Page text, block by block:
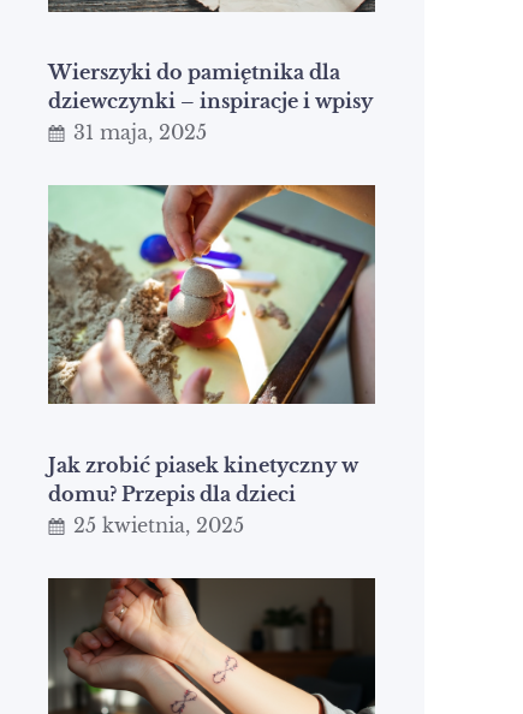
Wierszyki do pamiętnika dla
dziewczynki – inspiracje i wpisy
31 maja, 2025
Jak zrobić piasek kinetyczny w
domu? Przepis dla dzieci
25 kwietnia, 2025